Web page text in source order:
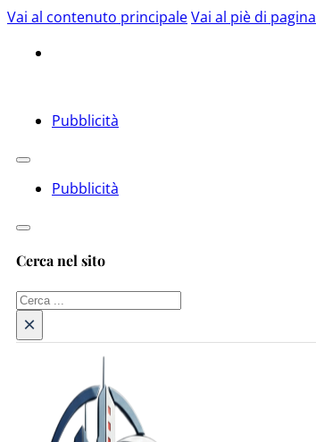
Vai al contenuto principaleVai al piè di pagina
Pubblicità
Pubblicità
Cerca nel sito
Cerca
×